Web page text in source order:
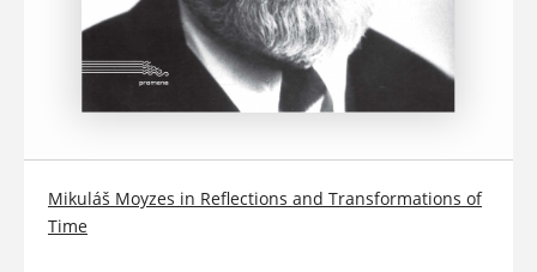
Mikuláš Moyzes in Reflections and Transformations of
Time